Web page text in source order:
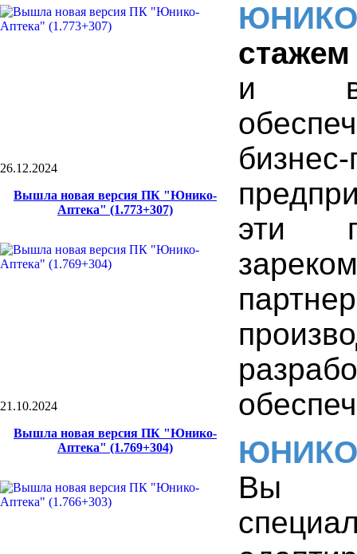
26.12.2024
Вышла новая версия ПК "Юнико-
Аптека" (1.773+307)
21.10.2024
Вышла новая версия ПК "Юнико-
Аптека" (1.769+304)
ЮНИКО
стажем
и
эти
ЮНИКО
Вы